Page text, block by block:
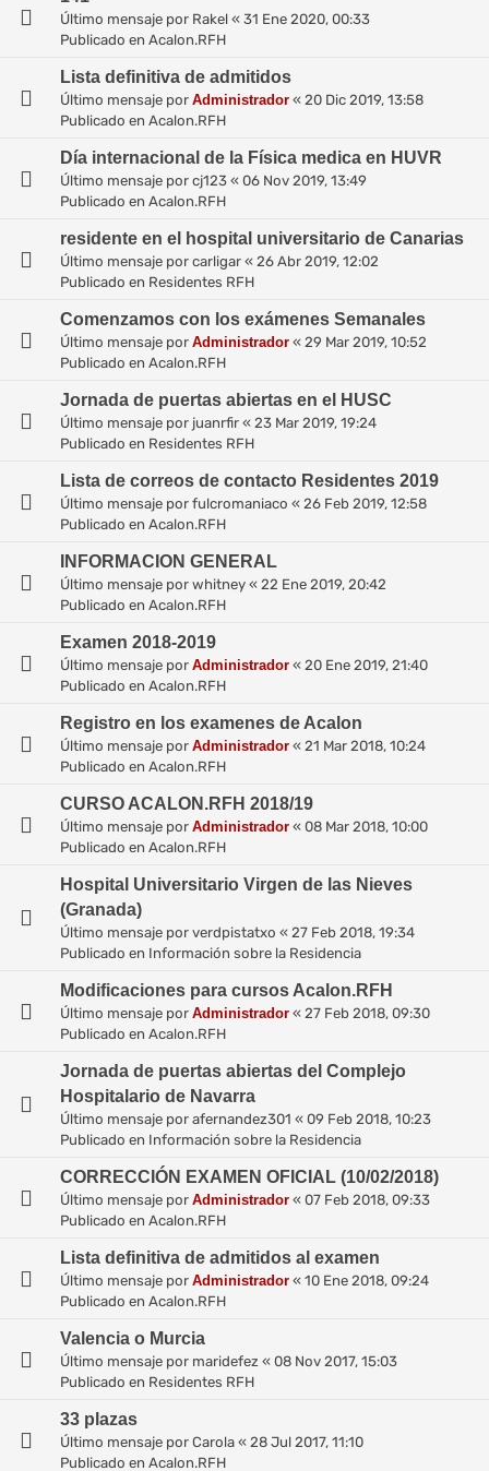
Último mensaje por Rakel « 31 Ene 2020, 00:33
Publicado en Acalon.RFH
Lista definitiva de admitidos
Último mensaje por Administrador « 20 Dic 2019, 13:58
Publicado en Acalon.RFH
Día internacional de la Física medica en HUVR
Último mensaje por cj123 « 06 Nov 2019, 13:49
Publicado en Acalon.RFH
residente en el hospital universitario de Canarias
Último mensaje por carligar « 26 Abr 2019, 12:02
Publicado en Residentes RFH
Comenzamos con los exámenes Semanales
Último mensaje por Administrador « 29 Mar 2019, 10:52
Publicado en Acalon.RFH
Jornada de puertas abiertas en el HUSC
Último mensaje por juanrfir « 23 Mar 2019, 19:24
Publicado en Residentes RFH
Lista de correos de contacto Residentes 2019
Último mensaje por fulcromaniaco « 26 Feb 2019, 12:58
Publicado en Acalon.RFH
INFORMACION GENERAL
Último mensaje por whitney « 22 Ene 2019, 20:42
Publicado en Acalon.RFH
Examen 2018-2019
Último mensaje por Administrador « 20 Ene 2019, 21:40
Publicado en Acalon.RFH
Registro en los examenes de Acalon
Último mensaje por Administrador « 21 Mar 2018, 10:24
Publicado en Acalon.RFH
CURSO ACALON.RFH 2018/19
Último mensaje por Administrador « 08 Mar 2018, 10:00
Publicado en Acalon.RFH
Hospital Universitario Virgen de las Nieves
(Granada)
Último mensaje por verdpistatxo « 27 Feb 2018, 19:34
Publicado en Información sobre la Residencia
Modificaciones para cursos Acalon.RFH
Último mensaje por Administrador « 27 Feb 2018, 09:30
Publicado en Acalon.RFH
Jornada de puertas abiertas del Complejo
Hospitalario de Navarra
Último mensaje por afernandez301 « 09 Feb 2018, 10:23
Publicado en Información sobre la Residencia
CORRECCIÓN EXAMEN OFICIAL (10/02/2018)
Último mensaje por Administrador « 07 Feb 2018, 09:33
Publicado en Acalon.RFH
Lista definitiva de admitidos al examen
Último mensaje por Administrador « 10 Ene 2018, 09:24
Publicado en Acalon.RFH
Valencia o Murcia
Último mensaje por maridefez « 08 Nov 2017, 15:03
Publicado en Residentes RFH
33 plazas
Último mensaje por Carola « 28 Jul 2017, 11:10
Publicado en Acalon.RFH